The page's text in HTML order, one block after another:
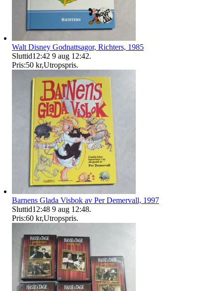
Walt Disney Godnattsagor, Richters, 1985
Sluttid12:42 9 aug 12:42.
Pris:50 kr,Utropspris.
Barnens Glada Visbok av Per Demervall, 1997
Sluttid12:48 9 aug 12:48.
Pris:60 kr,Utropspris.